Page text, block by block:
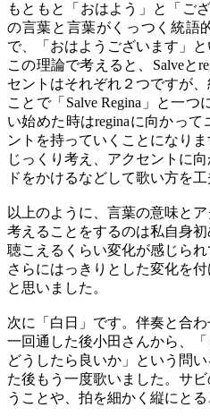
もともと「おはよう」と「ご
の言葉と言葉がくっつく統語
で、「おはようございます」
この理論で考えると、Salveと
セントはそれぞれ２つですが
ことで「Salve Regina」と一
い始めた時はreginaに向かっ
ントを持っていくことになり
じっくり考え、アクセントに
ドをかけるなどして歌い方を工
以上のように、言葉の意味と
考えることをするのは私自身
聴こえるくらい変化が感じら
さらにはっきりとした変化を
と思いました。
次に「白日」です。伴奏と合
一回通した後小田さんから、
どうしたら良いか」という問
た後もう一度歌いました。サ
うことや、拍を細かく縦にと